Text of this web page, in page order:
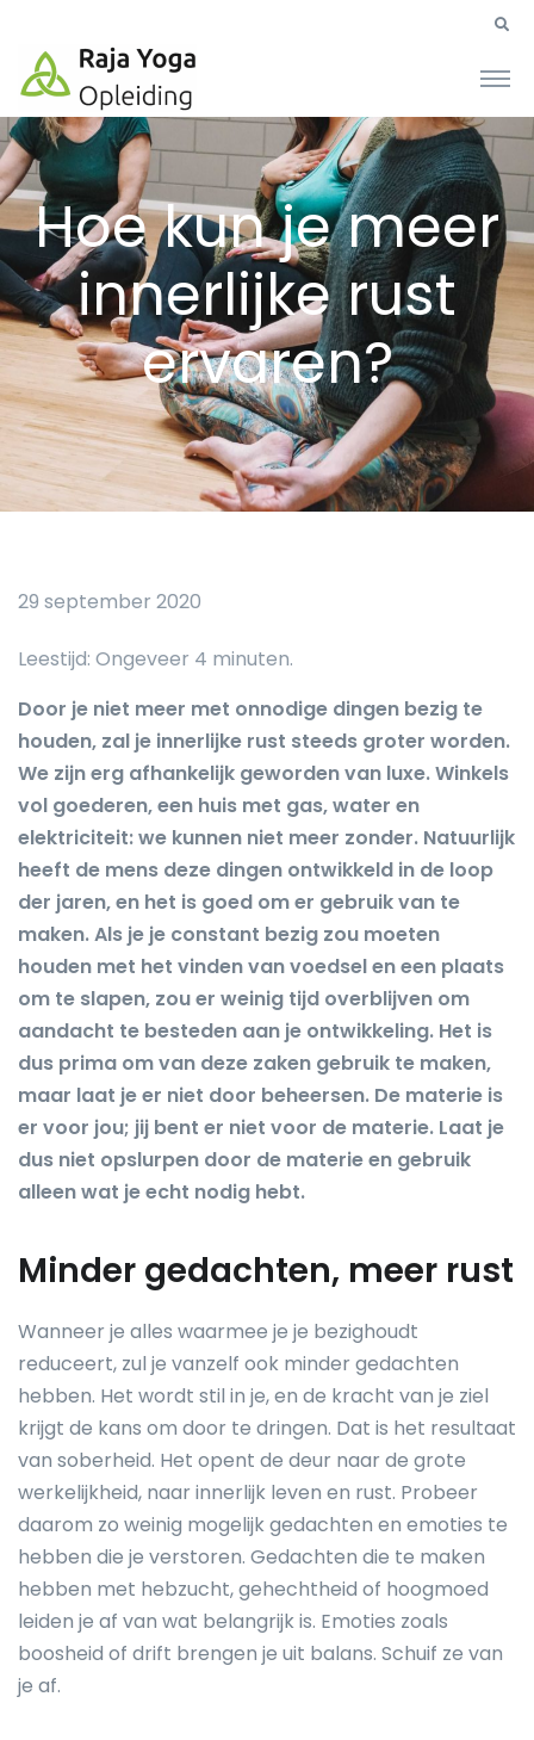
Hoe kun je meer
innerlijke rust
ervaren?
29 september 2020
Door je niet meer met onnodige dingen bezig te
houden, zal je innerlijke rust steeds groter worden.
We zijn erg afhankelijk geworden van luxe. Winkels
vol goederen, een huis met gas, water en
elektriciteit: we kunnen niet meer zonder. Natuurlijk
heeft de mens deze dingen ontwikkeld in de loop
der jaren, en het is goed om er gebruik van te
maken. Als je je constant bezig zou moeten
houden met het vinden van voedsel en een plaats
om te slapen, zou er weinig tijd overblijven om
aandacht te besteden aan je ontwikkeling. Het is
dus prima om van deze zaken gebruik te maken,
maar laat je er niet door beheersen. De materie is
er voor jou; jij bent er niet voor de materie. Laat je
dus niet opslurpen door de materie en gebruik
alleen wat je echt nodig hebt.
Minder gedachten, meer rust
Wanneer je alles waarmee je je bezighoudt
reduceert, zul je vanzelf ook minder gedachten
hebben. Het wordt stil in je, en de kracht van je ziel
krijgt de kans om door te dringen. Dat is het resultaat
van soberheid. Het opent de deur naar de grote
werkelijkheid, naar innerlijk leven en rust. Probeer
daarom zo weinig mogelijk gedachten en emoties te
hebben die je verstoren. Gedachten die te maken
hebben met hebzucht, gehechtheid of hoogmoed
leiden je af van wat belangrijk is. Emoties zoals
boosheid of drift brengen je uit balans. Schuif ze van
je af.